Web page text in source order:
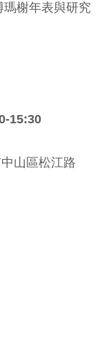
榭年表與研究
15:30
山區松江路